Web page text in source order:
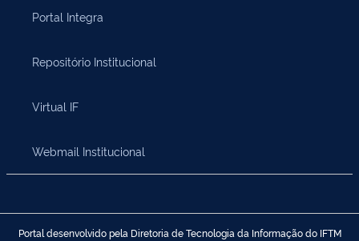
Portal Integra
Repositório Institucional
Virtual IF
Webmail Institucional
Portal desenvolvido pela Diretoria de Tecnologia da Informação do IFTM